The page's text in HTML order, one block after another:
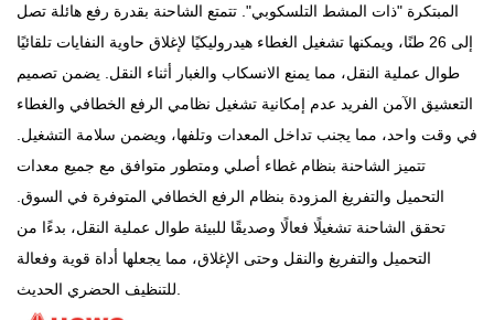
المبتكرة "ذات المشط التلسكوبي". تتمتع الشاحنة بقدرة رفع هائلة تصل
إلى 26 طنًا، ويمكنها تشغيل الغطاء هيدروليكيًا لإغلاق حاوية النفايات تلقائيًا
طوال عملية النقل، مما يمنع الانسكاب والغبار أثناء النقل. يضمن تصميم
التعشيق الآمن الفريد عدم إمكانية تشغيل نظامي الرفع الخطافي والغطاء
في وقت واحد، مما يجنب تداخل المعدات وتلفها، ويضمن سلامة التشغيل.
تتميز الشاحنة بنظام غطاء أصلي ومتطور متوافق مع جميع معدات
التحميل والتفريغ المزودة بنظام الرفع الخطافي المتوفرة في السوق.
تحقق الشاحنة تشغيلًا فعالًا وصديقًا للبيئة طوال عملية النقل، بدءًا من
التحميل والتفريغ والنقل وحتى الإغلاق، مما يجعلها أداة قوية وفعالة